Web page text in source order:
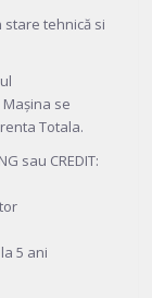
tehnică si
se
Totala.
sau CREDIT:
5 ani